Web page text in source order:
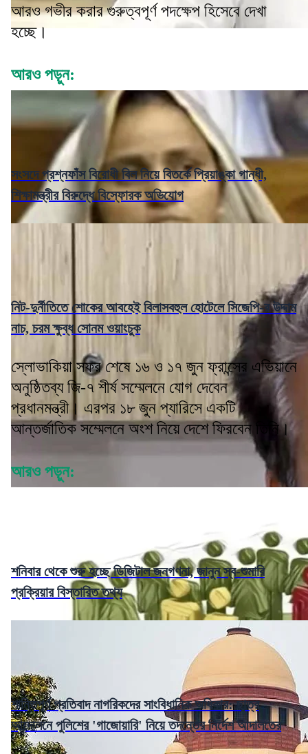
আরও গভীর করার গুরুত্বপূর্ণ পদক্ষেপ হিসেবে দেখা
হচ্ছে।
আরও পড়ুন:
সংসদে প্রশ্নফাঁস বিরোধী বিল নিয়ে বিতর্কে প্রিয়াঙ্কা গান্ধী,
শিক্ষামন্ত্রীর বিরুদ্ধে বিস্ফোরক অভিযোগ
নিট-দুর্নীতিতে শোকের আবহেই বিলাসবহুল হোটেলে সিজেপি-র উদ্দাম
নাচ, চরম ক্ষুব্ধ সোনম ওয়াংচুক
স্লোভাকিয়া সফর শেষে ১৬ ও ১৭ জুন ফ্রান্সের এভিয়ানে
অনুষ্ঠিতব্য জি-৭ শীর্ষ সম্মেলনে যোগ দেবেন
প্রধানমন্ত্রী। এরপর ১৮ জুন প্যারিসে একটি
আন্তর্জাতিক সম্মেলনে অংশ নিয়ে দেশে ফিরবেন তিনি।
আরও পড়ুন:
শনিবার থেকে শুরু হচ্ছে ডিজিটাল জনগণনা, জানুন স্ব-শুমারি
প্রক্রিয়ার বিস্তারিত তথ্য
শান্তিপূর্ণ প্রতিবাদ নাগরিকদের সাংবিধানিক অধিকার: ছাত্র
আন্দোলনে পুলিশের 'গাজোয়ারি' নিয়ে তদন্তের নির্দেশ আদালতের